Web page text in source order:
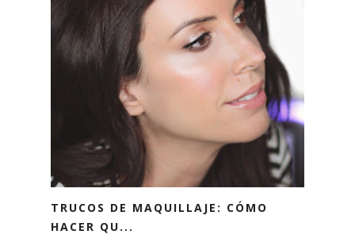
TRUCOS DE MAQUILLAJE: CÓMO
HACER QU...